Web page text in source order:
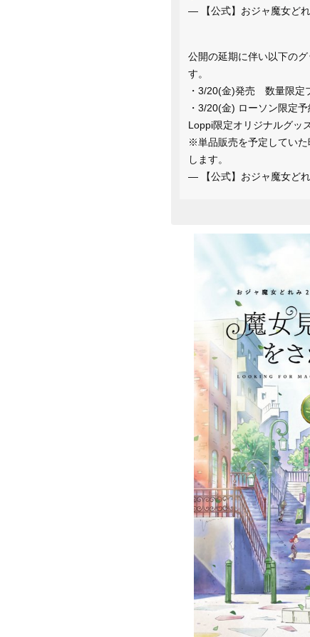
— 【公式】おジャ魔女ど
公開の延期に伴い以下の
す。
・3/20(金)発売 数量限定
・3/20(金) ローソン限定
Loppi限定オリジナルグッ
※単品販売を予定してい
します。
— 【公式】おジャ魔女ど